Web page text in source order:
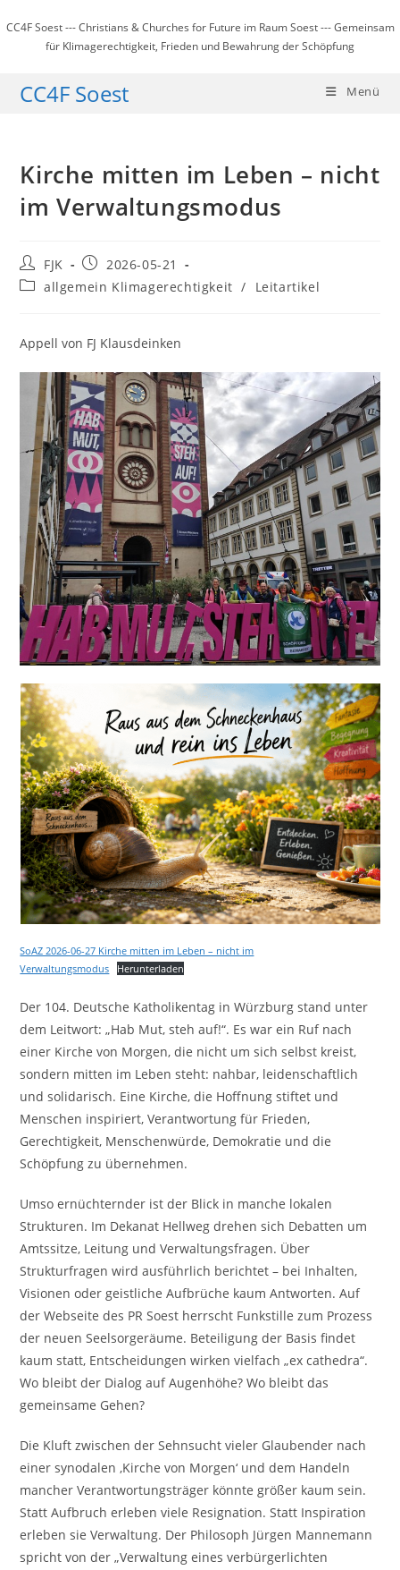
Inhalt
springen
CC4F Soest --- Christians & Churches for Future im Raum Soest --- Gemeinsam
für Klimagerechtigkeit, Frieden und Bewahrung der Schöpfung
CC4F Soest Menü
Kirche mitten im Leben – nicht
im Verwaltungsmodus
Beitrags-
Autor:
FJK
Beitrag
veröffentlicht:
2026-05-21
Beitrags-
allgemein Klimagerechtigkeit / Leitartikel
Appell von FJ Klausdeinken
SoAZ 2026-06-27 Kirche mitten im Leben – nicht im
Verwaltungsmodus
Herunterladen
Der 104. Deutsche Katholikentag in Würzburg stand unter
dem Leitwort: „Hab Mut, steh auf!“. Es war ein Ruf nach
einer Kirche von Morgen, die nicht um sich selbst kreist,
sondern mitten im Leben steht: nahbar, leidenschaftlich
und solidarisch. Eine Kirche, die Hoffnung stiftet und
Menschen inspiriert, Verantwortung für Frieden,
Gerechtigkeit, Menschenwürde, Demokratie und die
Schöpfung zu übernehmen.
Umso ernüchternder ist der Blick in manche lokalen
Strukturen. Im Dekanat Hellweg drehen sich Debatten um
Amtssitze, Leitung und Verwaltungsfragen. Über
Strukturfragen wird ausführlich berichtet – bei Inhalten,
Visionen oder geistliche Aufbrüche kaum Antworten. Auf
der Webseite des PR Soest herrscht Funkstille zum Prozess
der neuen Seelsorgeräume. Beteiligung der Basis findet
kaum statt, Entscheidungen wirken vielfach „ex cathedra“.
Wo bleibt der Dialog auf Augenhöhe? Wo bleibt das
gemeinsame Gehen?
Die Kluft zwischen der Sehnsucht vieler Glaubender nach
einer synodalen ‚Kirche von Morgen‘ und dem Handeln
mancher Verantwortungsträger könnte größer kaum sein.
Statt Aufbruch erleben viele Resignation. Statt Inspiration
erleben sie Verwaltung. Der Philosoph Jürgen Mannemann
spricht von der „Verwaltung eines verbürgerlichten